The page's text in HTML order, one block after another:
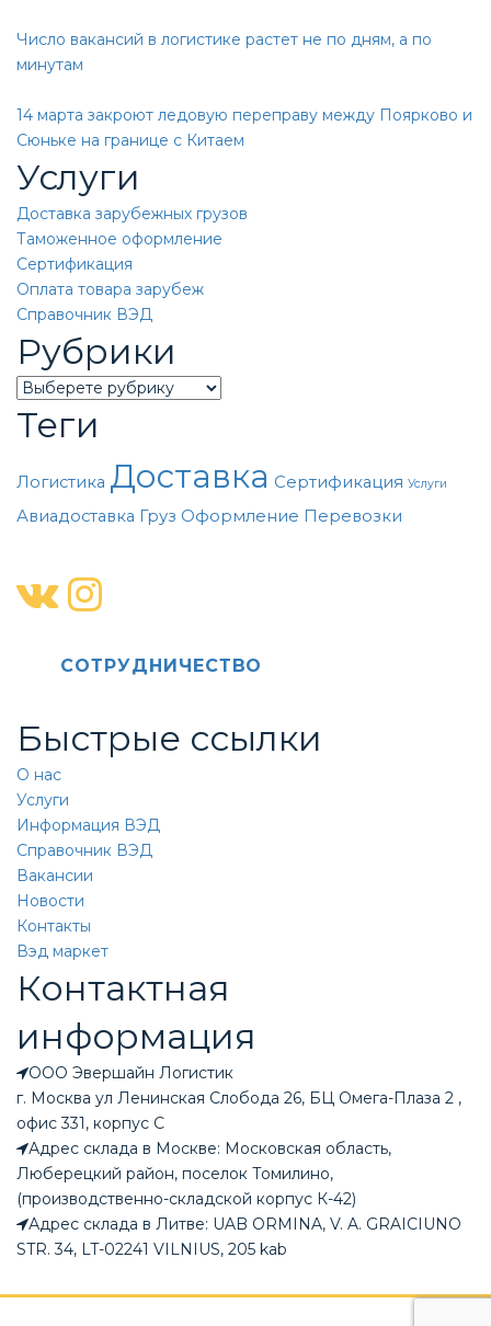
Число вакансий в логистике растет не по дням, а по
минутам
14 марта закроют ледовую переправу между Поярково и
Сюньке на границе с Китаем
Услуги
Доставка зарубежных грузов
Таможенное оформление
Сертификация
Оплата товара зарубеж
Справочник ВЭД
Рубрики
Categories
Теги
Логистика Доставка Сертификация Услуги
Авиадоставка Груз Оформление Перевозки
CОТРУДНИЧЕСТВО
Быстрые ссылки
О нас
Услуги
Информация ВЭД
Справочник ВЭД
Вакансии
Новости
Контакты
Вэд маркет
Контактная
информация
ООО Эвершайн Логистик
г. Москва ул Ленинская Слобода 26, БЦ Омега-Плаза 2 ,
офис 331, корпус С
Адрес склада в Москве: Московская область,
Люберецкий район, поселок Томилино,
(производственно-складской корпус К-42)
Адрес склада в Литве: UAB ORMINA, V. A. GRAICIUNO
STR. 34, LT-02241 VILNIUS, 205 kab